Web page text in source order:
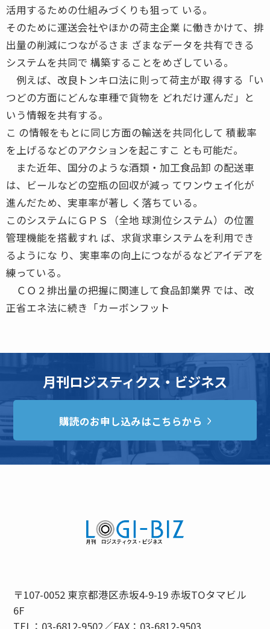
活用するための仕組みづくりも狙って いる。
そのために運送会社やほかの荷主企業 に働きかけて、排
出量の削減につながるさま ざまなデータを共有できる
システムを共同で 構築することをめざしている。
例えば、改良トンキロ法に則って荷主が取 得する「い
つどの方面にどんな車種で貨物を どれだけ運んだ」と
いう情報を共有する。
こ の情報をもとに同じ方面の輸送を共同化して 積載率
を上げるなどのアクションを起こすこ とも可能だ。
また近年、国分のような酒類・加工食品卸 の配送車
は、ビールなどの空瓶の回収が減っ てワンウェイ化が
進んだため、実車率が著し く落ちている。
このシステムにＧＰＳ（全地 球測位システム）の位置
管理機能を搭載すれ ば、求貨求車システムを利用でき
るようにな り、実車率の向上につながるなどアイデアを
練っている。
ＣＯ２排出量の把握に関連して食品卸業界 では、改
正省エネ法に続き「カーボンフット
月刊ロジスティクス・ビジネス
購読のお申し込みはこちらから
〒107-0052 東京都港区赤坂4-9-19 赤坂TOタマビル
6F
TEL：03-6812-9502／FAX：03-6812-9503